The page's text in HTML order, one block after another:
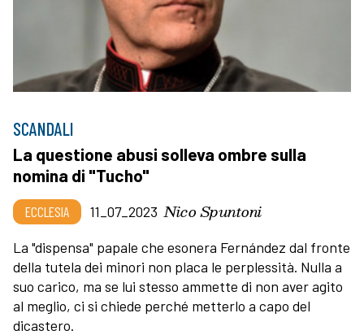
SCANDALI
La questione abusi solleva ombre sulla
nomina di "Tucho"
ECCLESIA 11_07_2023 Nico Spuntoni
La "dispensa" papale che esonera Fernández dal fronte
della tutela dei minori non placa le perplessità. Nulla a
suo carico, ma se lui stesso ammette di non aver agito
al meglio, ci si chiede perché metterlo a capo del
dicastero.